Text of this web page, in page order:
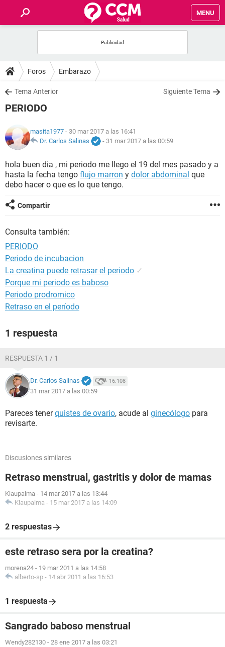
MENU
FOROS
SALUD
NUTRICIÓN
BIENESTAR
Foros Embarazo
Tema Anterior Siguiente Tema
PERIODO
masita1977 - 30 mar 2017 a las 16:41
Dr. Carlos Salinas
- 31 mar 2017 a las 00:59
hola buen dia , mi periodo me llego el 19 del mes pasado y a
hasta la fecha tengo flujo marron y dolor abdominal que
debo hacer o que es lo que tengo.
Compartir
Consulta también:
PERIODO
Periodo de incubacion
La creatina puede retrasar el periodo ✓
Porque mi periodo es baboso
Periodo prodromico
Retraso en el período
1 respuesta
RESPUESTA 1 / 1
Dr. Carlos Salinas 16.108
31 mar 2017 a las 00:59
Pareces tenerquistes de ovario, acude al ginecólogo para
revisarte.
Discusiones similares
Retraso menstrual, gastritis y dolor de mamas
Klaupalma - 14 mar 2017 a las 13:44
Klaupalma - 15 mar 2017 a las 14:09
2 respuestas
este retraso sera por la creatina?
morena24 - 19 mar 2011 a las 14:58
alberto-sp - 14 abr 2011 a las 16:53
1 respuesta
Sangrado baboso menstrual
Wendy282130 - 28 ene 2017 a las 03:21